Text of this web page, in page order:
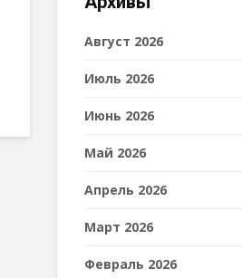
Август 2026
Июль 2026
Июнь 2026
Май 2026
Апрель 2026
Март 2026
Февраль 2026